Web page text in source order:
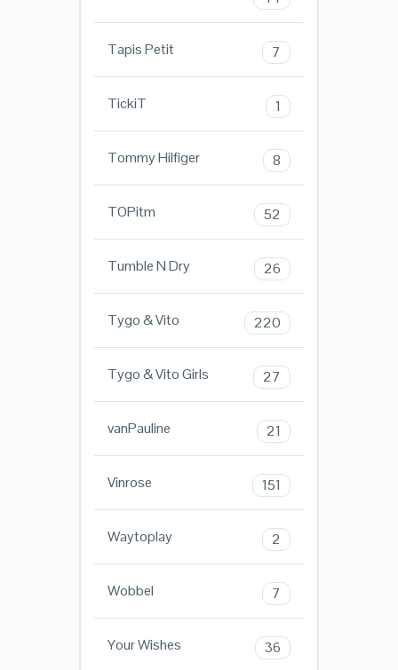
Tapis Petit 7
TickiT 1
Tommy Hilfiger 8
TOPitm 52
Tumble N Dry 26
Tygo & Vito 220
Tygo & Vito Girls 27
vanPauline 21
Vinrose 151
Waytoplay 2
Wobbel 7
Your Wishes 36